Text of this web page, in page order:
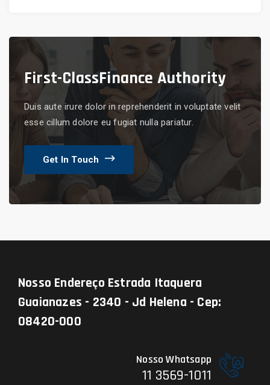
First-ClassFinance Authority
Duis aute irure dolor in reprehenderit in voluptate velit
esse cillum dolore eu fugiat nulla pariatur.
Get In Touch
Nosso Endereço Estrada Itaquera
Guaianazes - 2340 - Jd Helena - Cep:
08420-000
Nosso Whatsapp
11 3569-1011